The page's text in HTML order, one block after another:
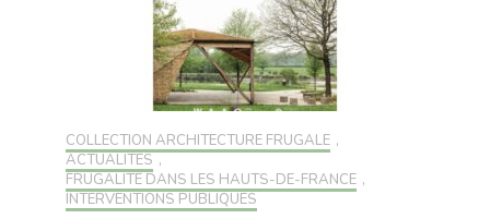
COLLECTION ARCHITECTURE FRUGALE ,
ACTUALITÉS ,
FRUGALITÉ DANS LES HAUTS-DE-FRANCE ,
INTERVENTIONS PUBLIQUES